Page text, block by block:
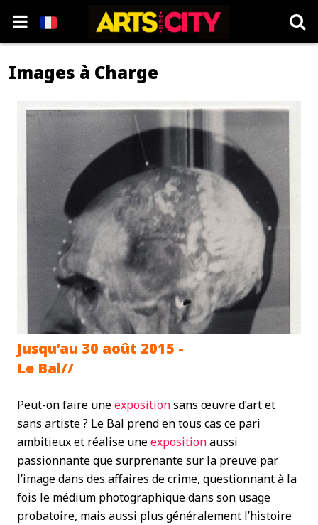
Images à Charge
Jusqu’au 30 août 2015 -
Le Bal//
Peut-on faire uneexpositionsans œuvre d’art et
sans artiste ? Le Bal prend en tous cas ce pari
ambitieux et réalise uneexpositionaussi
passionnante que surprenante sur la preuve par
l’image dans des affaires de crime, questionnant à la
fois le médium photographique dans son usage
probatoire, mais aussi plus généralement l’histoire